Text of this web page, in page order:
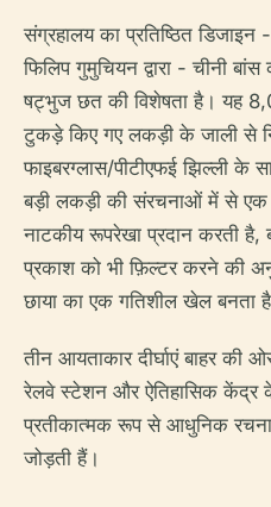
संग्रहालय का प्रतिष्ठित
फिलिप गुमुचियन द्वारा - चीनी
षट्भुज छत की विशेषता है। यह
टुकड़े किए गए लकड़ी के जाली से
फाइबरग्लास/पीटीएफई झिल्ली
बड़ी लकड़ी की संरचनाओं में से
नाटकीय रूपरेखा प्रदान करती है,
प्रकाश को भी फ़िल्टर करने की
छाया का एक गतिशील खेल बनता
तीन आयताकार दीर्घाएं बाहर
रेलवे स्टेशन और ऐतिहासिक केंद्र
प्रतीकात्मक रूप से आधुनिक
जोड़ती हैं।